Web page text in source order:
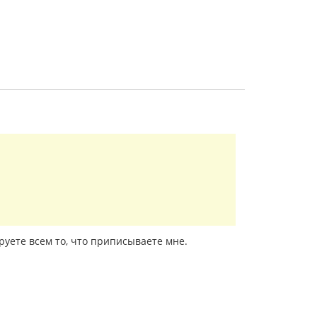
всем то, что приписываете мне.